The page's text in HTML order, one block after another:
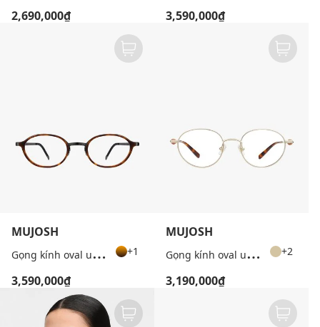
2,690,000₫ 3,590,000₫
MUJOSH
G
ọng kính oval unisex thời thượng +1
3,590,000₫
MUJOSH
G
ọng kính oval unisex cổ điển +2
3,190,000₫